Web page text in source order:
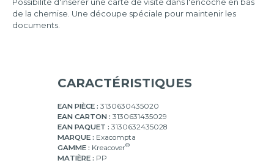
de la chemise. Une découpe spéciale pour maintenir les
documents.
CARACTÉRISTIQUES
EAN PIÈCE : 3130630435020
EAN CARTON : 3130631435029
EAN PAQUET : 3130632435028
MARQUE : Exacompta
GAMME : Kreacover®
MATIÈRE : PP